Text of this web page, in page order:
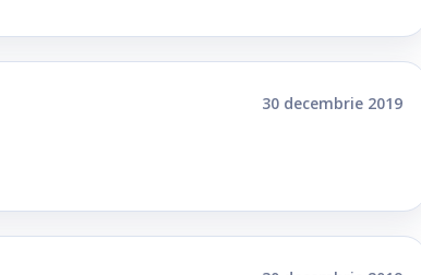
30 decembrie 2019